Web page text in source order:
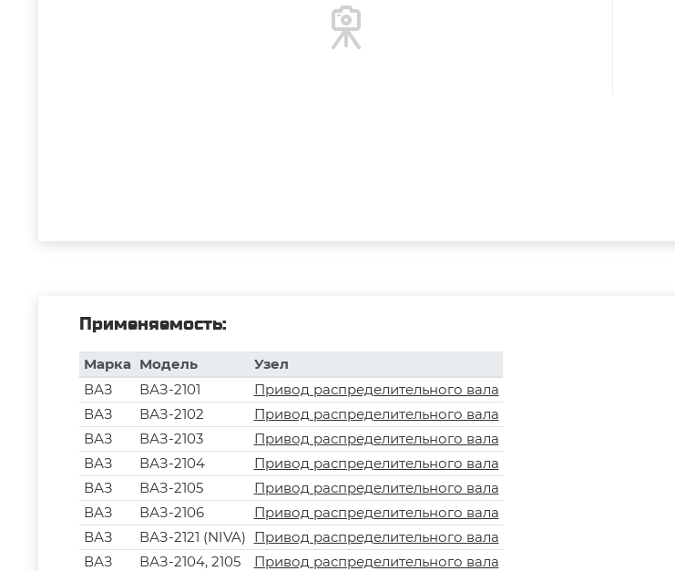
Применяемость:
Марка Модель
Узел
ВАЗ
ВАЗ-2101
Привод распределительного вала
ВАЗ
ВАЗ-2102
Привод распределительного вала
ВАЗ
ВАЗ-2103
Привод распределительного вала
ВАЗ
ВАЗ-2104
Привод распределительного вала
ВАЗ
ВАЗ-2105
Привод распределительного вала
ВАЗ
ВАЗ-2106
Привод распределительного вала
ВАЗ
ВАЗ-2121 (NIVA) Привод распределительного вала
ВАЗ
ВАЗ-2104, 2105
Привод распределительного вала